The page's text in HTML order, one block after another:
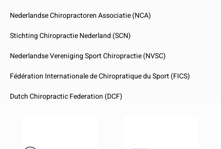
Nederlandse Chiropractoren Associatie (NCA)
Stichting Chiropractie Nederland (SCN)
Nederlandse Vereniging Sport Chiropractie (NVSC)
Fédération Internationale de Chiropratique du Sport (FICS)
Dutch Chiropractic Federation (DCF)